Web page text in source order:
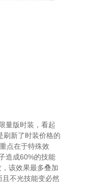
量版时装，看起
刷新了时装价格的
点在于特殊效
造成60%的技能
该效果最多叠加
不光技能变必然